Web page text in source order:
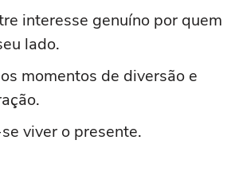
interesse genuíno por quem
lado.
momentos de diversão e
viver o presente.